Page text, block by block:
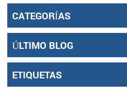
CATEGORÍAS
ÚLTIMO BLOG
ETIQUETAS